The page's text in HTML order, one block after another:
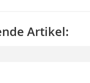
Artikel: